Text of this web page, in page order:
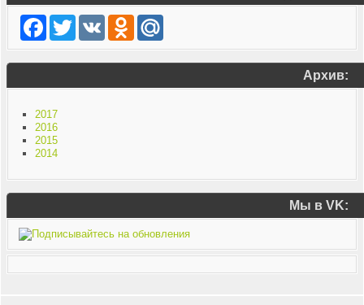
Facebook
TwitterVK Odnoklassniki
Mail.Ru
Архив:
2017
2016
2015
2014
Мы в VK: